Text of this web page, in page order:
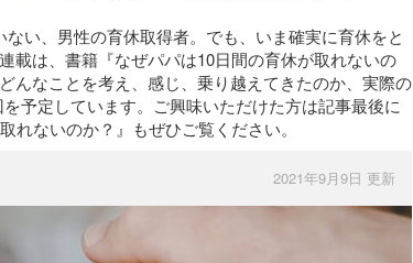
い、男性の育休取得者。でも、いま確実に育休をと
は、書籍『なぜパパは10日間の育休が取れないの
んなことを考え、感じ、乗り越えてきたのか、実際の
予定しています。ご興味いただけた方は記事最後に
ないのか？』もぜひご覧ください。
2021年9月9日 更新